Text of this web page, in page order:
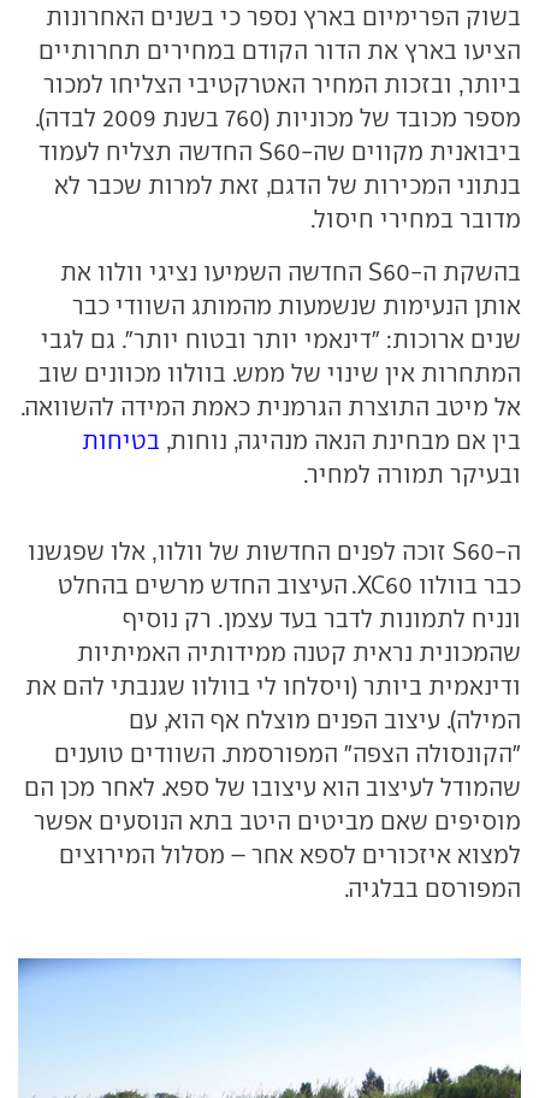
בשוק הפרימיום בארץ נספר כי בשנים האחרונות
הציעו בארץ את הדור הקודם במחירים תחרותיים
ביותר, ובזכות המחיר האטרקטיבי הצליחו למכור
מספר מכובד של מכוניות (760 בשנת 2009 לבדה).
ביבואנית מקווים שה-S60
החדשה תצליח לעמוד
בנתוני המכירות של הדגם, זאת למרות שכבר לא
מדובר במחירי חיסול.
בהשקת ה-S60
החדשה השמיעו נציגי וולוו את
אותן הנעימות שנשמעות מהמותג השוודי כבר
שנים ארוכות: "דינאמי יותר ובטוח יותר". גם לגבי
המתחרות אין שינוי של ממש. בוולוו מכוונים שוב
אל מיטב התוצרת הגרמנית כאמת המידה להשוואה.
בין אם מבחינת הנאה מנהיגה, נוחות, בטיחות
ובעיקר תמורה למחיר.
ה-S60
זוכה לפנים החדשות של וולוו, אלו שפגשנו
כבר בוולוו XC60. העיצוב החדש מרשים בהחלט
ונניח לתמונות לדבר בעד עצמן. רק נוסיף
שהמכונית נראית קטנה ממידותיה האמיתיות
ודינאמית ביותר (ויסלחו לי בוולוו שגנבתי להם את
המילה). עיצוב הפנים מוצלח אף הוא, עם
"הקונסולה הצפה" המפורסמת. השוודים טוענים
שהמודל לעיצוב הוא עיצובו של ספא. לאחר מכן הם
מוסיפים שאם מביטים היטב בתא הנוסעים אפשר
למצוא איזכורים לספא אחר – מסלול המירוצים
המפורסם בבלגיה.